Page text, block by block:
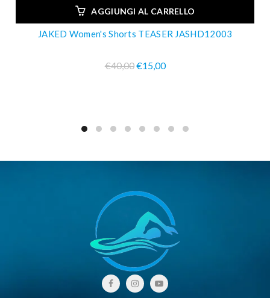
AGGIUNGI AL CARRELLO
JAKED Women's Shorts TEASER JASHD12003
€40,00€15,00